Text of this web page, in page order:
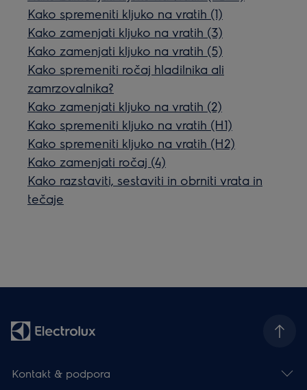
Kako spremeniti kljuko na vratih (1)
Kako zamenjati kljuko na vratih (3)
Kako zamenjati kljuko na vratih (5)
Kako spremeniti ročaj hladilnika ali
zamrzovalnika?
Kako zamenjati kljuko na vratih (2)
Kako spremeniti kljuko na vratih (H1)
Kako spremeniti kljuko na vratih (H2)
Kako zamenjati ročaj (4)
Kako razstaviti, sestaviti in obrniti vrata in
tečaje
Kontakt & podpora